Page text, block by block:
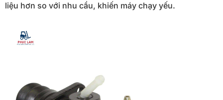
liệu hơn so với nhu cầu, khiến máy chạy yếu.